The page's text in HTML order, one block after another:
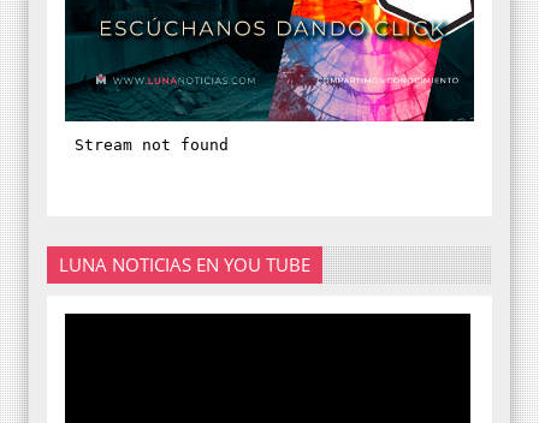
LUNA NOTICIAS EN YOU TUBE